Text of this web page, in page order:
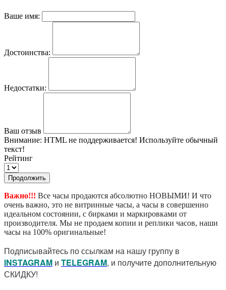
Ваше имя:
Достоинства:
Недостатки:
Ваш отзыв
Внимание: HTML не поддерживается! Используйте обычный
текст!
Рейтинг
Продолжить
Важно!!! Все часы продаются абсолютно НОВЫМИ! И что
очень важно, это не витринные часы, а часы в совершенно
идеальном состоянии, с бирками и маркировками от
производителя. Мы не продаем копии и реплики часов, наши
часы на 100% оригинальные!
Подписывайтесь по ссылкам на нашу группу в
INSTAGRAM и TELEGRAM, и получите дополнительную
СКИДКУ!